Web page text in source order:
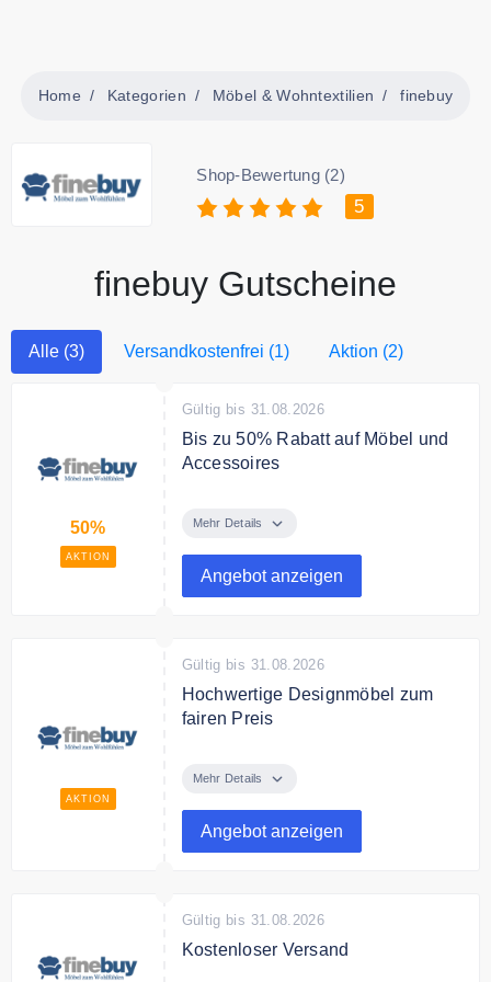
Home Kategorien Möbel & Wohntextilien finebuy
Shop-Bewertung (2)
5
finebuy Gutscheine
Alle (3) Versandkostenfrei (1) Aktion (2)
50%
AKTION
Gültig bis 31.08.2026
Bis zu 50% Rabatt auf Möbel und
Accessoires
Möbel und Accessoires in der Sale
Mehr Details
Angebot anzeigen
AKTION
Gültig bis 31.08.2026
Hochwertige Designmöbel zum
fairen Preis
Designmöbel zum besten Preis.
Mehr Details
Angebot anzeigen
Gültig bis 31.08.2026
Kostenloser Versand